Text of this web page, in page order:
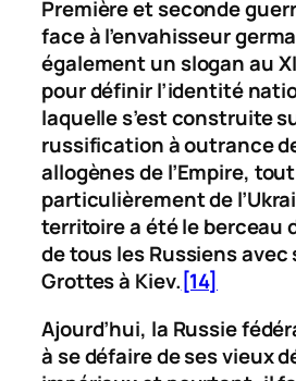
Première et seconde
face à l’envahisseur
également un slogan au
pour définir l’identité
laquelle s’est construite
russification à outrance
allogènes de l’Empire, tout
particulièrement de
territoire a été le berceau
de tous les Russiens avec
Grottes à Kiev. [14]
Ajourd’hui, la Russie
à se défaire de ses vieux